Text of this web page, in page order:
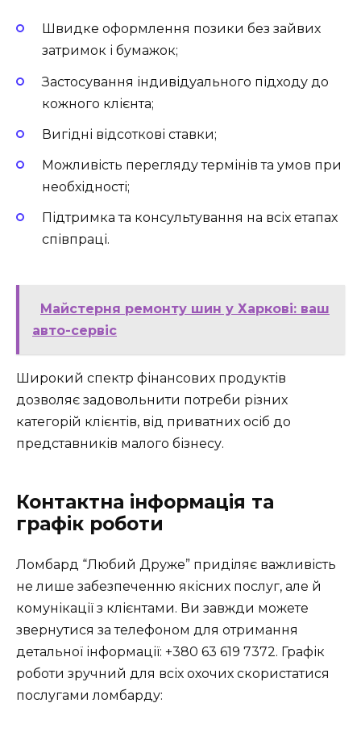
Швидке оформлення позики без зайвих
затримок і бумажок;
Застосування індивідуального підходу до
кожного клієнта;
Вигідні відсоткові ставки;
Можливість перегляду термінів та умов при
необхідності;
Підтримка та консультування на всіх етапах
співпраці.
Майстерня ремонту шин у Харкові: ваш
авто-сервіс
Широкий спектр фінансових продуктів
дозволяє задовольнити потреби різних
категорій клієнтів, від приватних осіб до
представників малого бізнесу.
Контактна інформація та
графік роботи
Ломбард “Любий Друже” приділяє важливість
не лише забезпеченню якісних послуг, але й
комунікації з клієнтами. Ви завжди можете
звернутися за телефоном для отримання
детальної інформації: +380 63 619 7372. Графік
роботи зручний для всіх охочих скористатися
послугами ломбарду: